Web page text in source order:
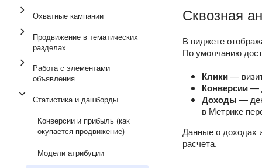
Охватные кампании
Продвижение в тематических
разделах
Работа с элементами
объявления
Статистика и дашборды
Конверсии и прибыль (как
окупается продвижение)
Модели атрибуции
Сквозная
В виджете
По умолчанию
Клики—
Конверсии—
Доходы —
в Метрике
Данные о доходах
расчета.